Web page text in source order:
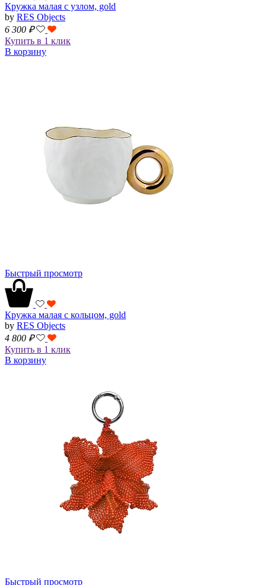
Кружка малая с узлом, gold
by RES Objects
6 300 ₽
Купить в 1 клик
В корзину
Быстрый просмотр
Кружка малая с кольцом, gold
by RES Objects
4 800 ₽
Купить в 1 клик
В корзину
Быстрый просмотр